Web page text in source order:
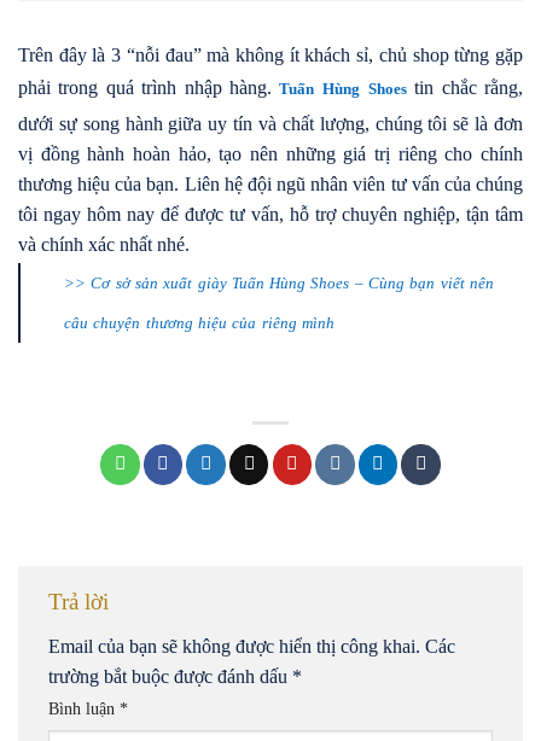
Trên đây là 3 “nỗi đau” mà không ít khách sỉ, chủ shop từng gặp
phải trong quá trình nhập hàng.Tuấn Hùng Shoestin chắc rằng,
dưới sự song hành giữa uy tín và chất lượng, chúng tôi sẽ là đơn
vị đồng hành hoàn hảo, tạo nên những giá trị riêng cho chính
thương hiệu của bạn. Liên hệ đội ngũ nhân viên tư vấn của chúng
tôi ngay hôm nay để được tư vấn, hỗ trợ chuyên nghiệp, tận tâm
và chính xác nhất nhé.
>> Cơ sở sản xuất giày Tuấn Hùng Shoes – Cùng bạn viết nên
câu chuyện thương hiệu của riêng mình
Trả lời
Email của bạn sẽ không được hiển thị công khai. Các
trường bắt buộc được đánh dấu *
Bình luận *